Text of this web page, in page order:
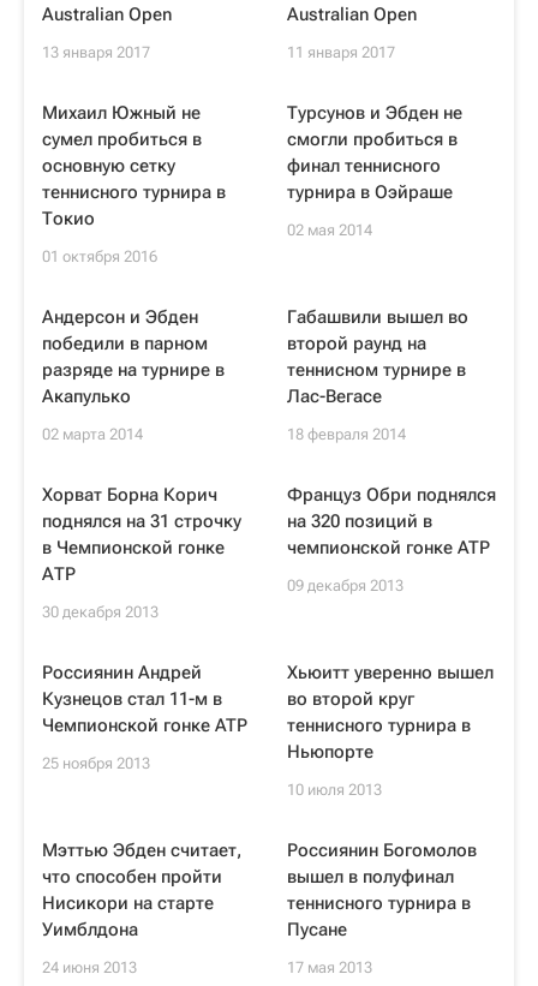
Australian Open
13 января 2017
Australian Open
11 января 2017
Михаил Южный не
сумел пробиться в
основную сетку
теннисного турнира в
Токио
01 октября 2016
Турсунов и Эбден не
смогли пробиться в
финал теннисного
турнира в Оэйраше
02 мая 2014
Андерсон и Эбден
победили в парном
разряде на турнире в
Акапулько
02 марта 2014
Габашвили вышел во
второй раунд на
теннисном турнире в
Лас-Вегасе
18 февраля 2014
Хорват Борна Корич
поднялся на 31 строчку
в Чемпионской гонке
АТР
30 декабря 2013
Француз Обри поднялся
на 320 позиций в
чемпионской гонке ATP
09 декабря 2013
Россиянин Андрей
Кузнецов стал 11-м в
Чемпионской гонке ATP
25 ноября 2013
Хьюитт уверенно вышел
во второй круг
теннисного турнира в
Ньюпорте
10 июля 2013
Мэттью Эбден считает,
что способен пройти
Нисикори на старте
Уимблдона
24 июня 2013
Россиянин Богомолов
вышел в полуфинал
теннисного турнира в
Пусане
17 мая 2013